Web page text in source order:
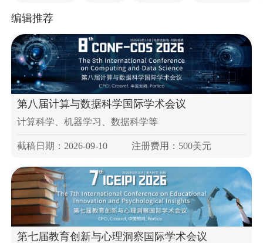
编辑推荐
第八届计算与数据科学国际学术会议
计算科学、机器学习、数据科学等
截稿日期：2026-09-10 注册费用：500美元
第七届教育创新与心理洞察国际学术会议